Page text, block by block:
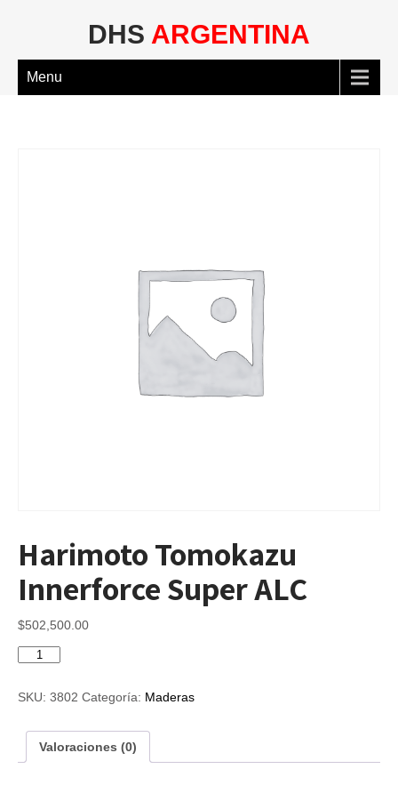
DHS ARGENTINA
Menu
Harimoto Tomokazu
Innerforce Super ALC
$502,500.00
Harimoto
cantidad
SKU: 3802 Categoría: Maderas
Valoraciones (0)